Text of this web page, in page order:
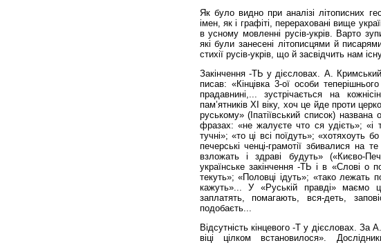
Як було видно при аналізі літописних
імен, як і графіті, перераховані вище
в усному мовленні русів-укрів. Варто
які були занесені літописцями й
стихії русів-укрів, що й засвідчить нам
Закінчення -ТЬ у дієсловах. А. Кримський
писав: «Кінцівка 3-ої особи
прадавнині,... зустрічається на
пам’ятників XI віку, хоч це йде проти
руському» (Іпатіївський список)
фразах: «не жалуєте что ся удієть»; «і
тучні»; «то ці всі поїдуть»; «хотяхоуть
печерські ченці-грамотії збивалися на
взложать і здраві будуть» («Києво-
українське закінчення -ТЬ і в «Слові о
текуть»; «Половці ідуть»; «тако лежать
кажуть»... У «Руській правді» маємо
заплатять, помагають, вся-деть,
подобаєть...
Відсутність кінцевого -Т у дієсловах.
віці цілком встановилося».